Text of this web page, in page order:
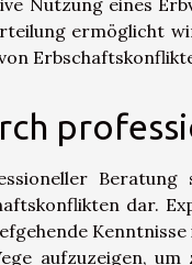
Nutzung eines
ermöglicht
dar.
aufzuzeigen,